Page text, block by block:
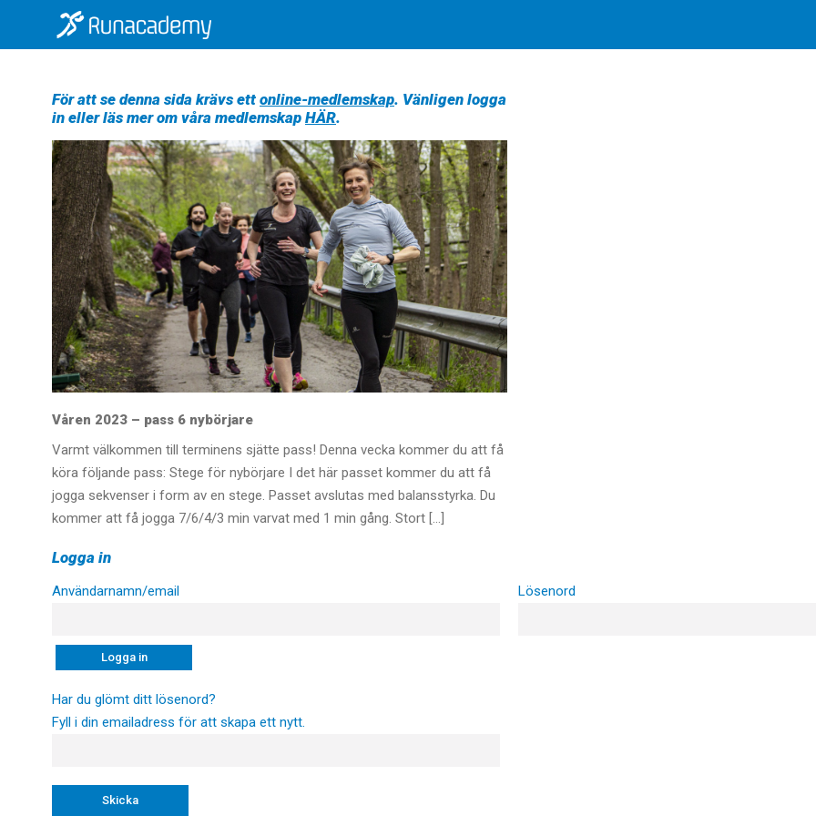
För att se denna sida krävs ett online-medlemskap. Vänligen logga
in eller läs mer om våra medlemskap HÄR.
Våren 2023 – pass 6 nybörjare
Varmt välkommen till terminens sjätte pass! Denna vecka kommer du att få
köra följande pass: Stege för nybörjare I det här passet kommer du att få
jogga sekvenser i form av en stege. Passet avslutas med balansstyrka. Du
kommer att få jogga 7/6/4/3 min varvat med 1 min gång. Stort […]
Logga in
Användarnamn/email Lösenord
Har du glömt ditt lösenord?
Fyll i din emailadress för att skapa ett nytt.